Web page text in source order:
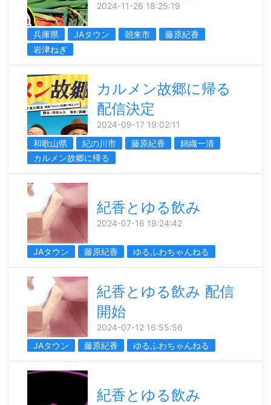
2024-11-26 18:25:19
兵庫県 JAタウン 朝来市
藤原紀香
岩津ねぎ
カルメン故郷に帰る
配信決定
2024-09-17 19:02:11
和歌山県
紀の川市 藤原紀香
錦織一清
カルメン故郷に帰る
紀香とゆる飲み
2024-07-16 19:24:42
JAタウン 藤原紀香 ゆるふわちゃんねる
紀香とゆる飲み 配信
開始
2024-07-12 16:55:56
JAタウン
藤原紀香 ゆるふわちゃんねる
紀香とゆる飲み